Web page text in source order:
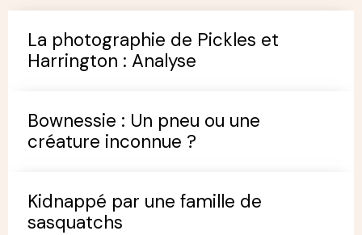
La photographie de Pickles et
Harrington : Analyse
Bownessie : Un pneu ou une
créature inconnue ?
Kidnappé par une famille de
sasquatchs